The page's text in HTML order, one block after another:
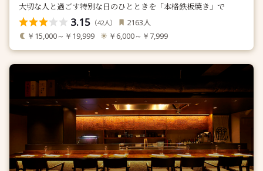
大切な人と過ごす特別な日のひとときを「本格鉄板焼き」で
3.15 （42人） 2163人
￥15,000～￥19,999 ￥6,000～￥7,999